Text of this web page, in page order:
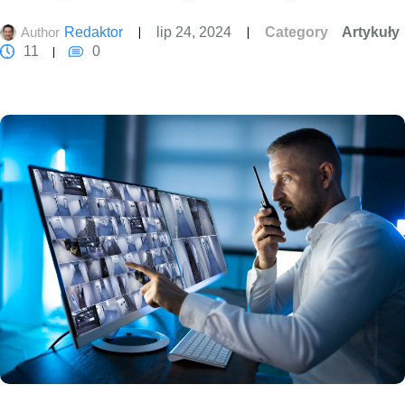
Author Redaktor lip 24, 2024 Category
Artykuły
11
0